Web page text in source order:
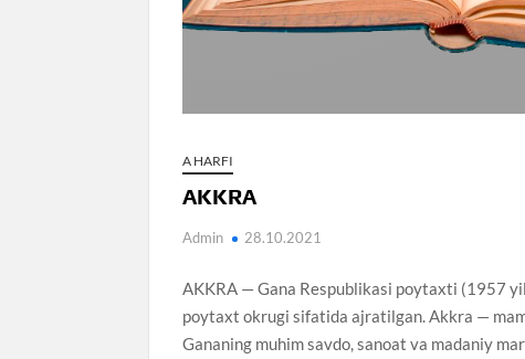
A HARFI
AKKRA
Admin 28.10.2021
AKKRA — Gana Respublikasi poytaxti (1957
poytaxt okrugi sifatida ajratilgan. Akkra —
Gananing muhim savdo, sanoat va madaniy